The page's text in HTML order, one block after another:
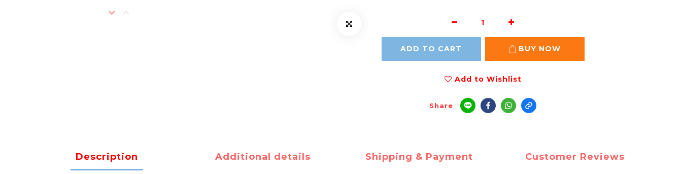
ADD TO CART BUY NOW
Add to Wishlist
Share
Description Additional details Shipping & Payment Customer Reviews